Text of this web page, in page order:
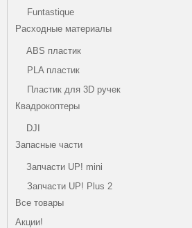
Funtastique
Расходные материалы
ABS пластик
PLA пластик
Пластик для 3D ручек
Квадрокоптеры
DJI
Запасные части
Запчасти UP! mini
Запчасти UP! Plus 2
Все товары
Акции!